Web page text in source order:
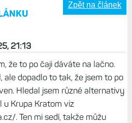
Zpět na článek
21:13
že to po čaji dáváte na lačno.
dopadlo to tak, že jsem to po
Hledal jsem různé alternativy
u Krupa Kratom viz
. Ten mi sedí, takže můžu